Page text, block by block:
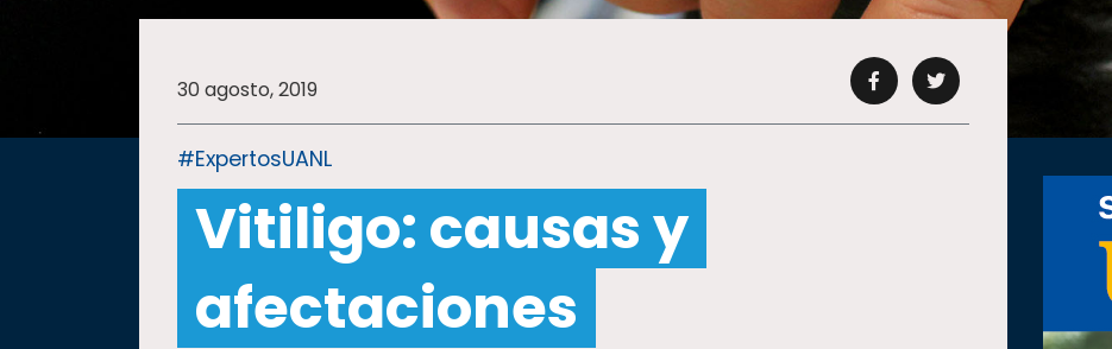
educativa
Internacionalización
30 agosto, 2019
#ExpertosUANL
Vitiligo: causas y
afectaciones